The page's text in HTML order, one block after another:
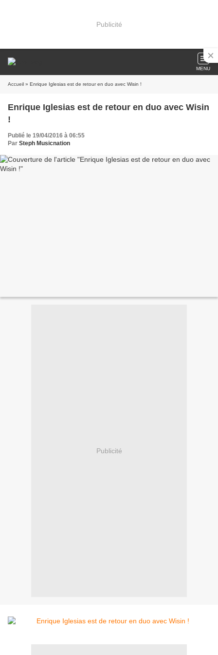
Publicité
MENU
Accueil » Enrique Iglesias est de retour en duo avec Wisin !
Enrique Iglesias est de retour en duo avec Wisin
!
Publié le 19/04/2016 à 06:55
Par Steph Musicnation
Publicité